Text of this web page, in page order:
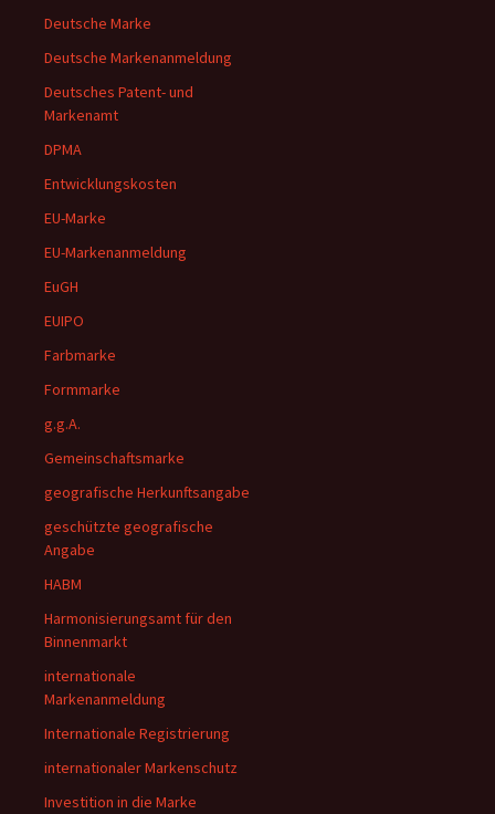
Deutsche Marke
Deutsche Markenanmeldung
Deutsches Patent- und
Markenamt
DPMA
Entwicklungskosten
EU-Marke
EU-Markenanmeldung
EuGH
EUIPO
Farbmarke
Formmarke
g.g.A.
Gemeinschaftsmarke
geografische Herkunftsangabe
geschützte geografische
Angabe
HABM
Harmonisierungsamt für den
Binnenmarkt
internationale
Markenanmeldung
Internationale Registrierung
internationaler Markenschutz
Investition in die Marke